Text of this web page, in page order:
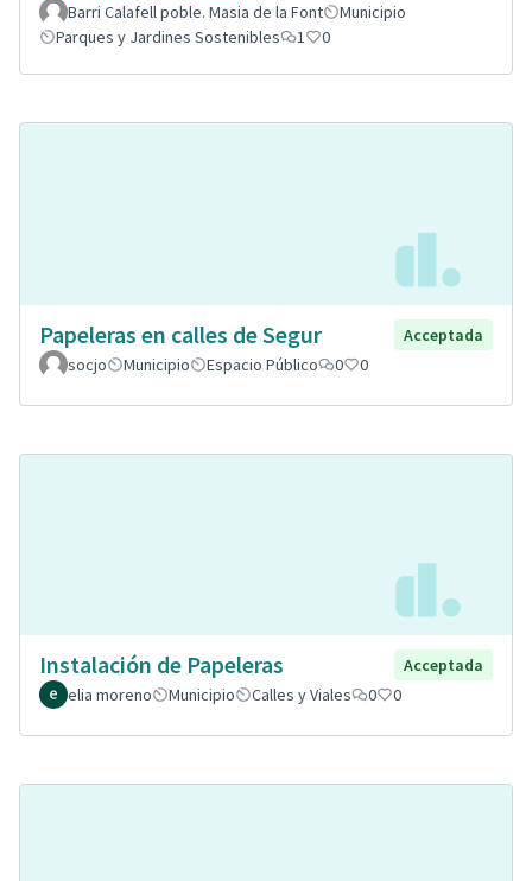
Barri Calafell poble. Masia de la Font
Municipio
Parques y Jardines Sostenibles
1 0
Papeleras en calles de Segur
Acceptada
socjo
Municipio Espacio Público 0 0
Instalación de Papeleras
Acceptada
elia moreno
Municipio Calles y Viales 0 0